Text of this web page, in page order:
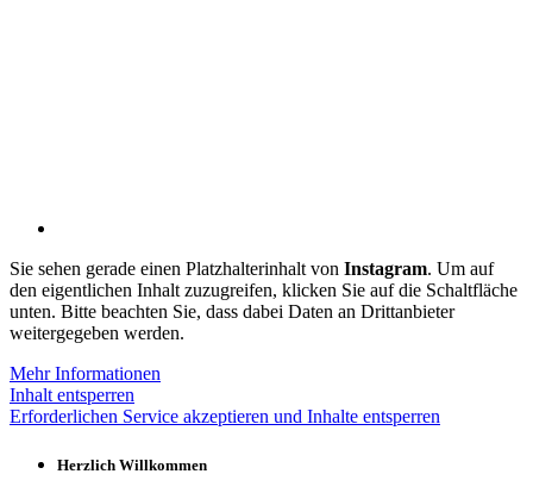
Sie sehen gerade einen Platzhalterinhalt von Instagram. Um auf
den eigentlichen Inhalt zuzugreifen, klicken Sie auf die Schaltfläche
unten. Bitte beachten Sie, dass dabei Daten an Drittanbieter
weitergegeben werden.
Mehr Informationen
Inhalt entsperren
Erforderlichen Service akzeptieren und Inhalte entsperren
Herzlich Willkommen